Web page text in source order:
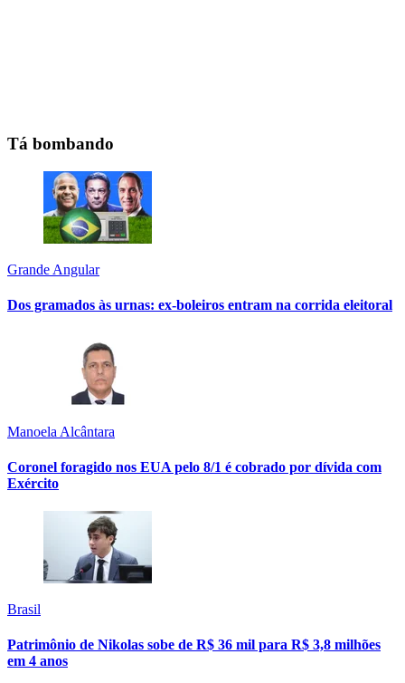
Tá bombando
Grande Angular
Dos gramados às urnas: ex-boleiros entram na corrida eleitoral
Manoela Alcântara
Coronel foragido nos EUA pelo 8/1 é cobrado por dívida com
Exército
Brasil
Patrimônio de Nikolas sobe de R$ 36 mil para R$ 3,8 milhões
em 4 anos